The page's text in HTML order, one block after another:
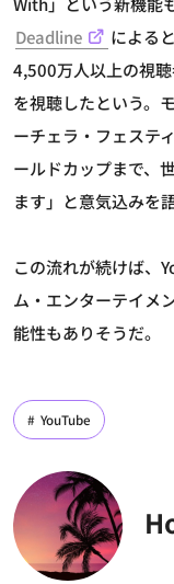
Deadline
による
4,500万人以上の視
を視聴したという。
ーチェラ・フェステ
ールドカップまで、
ます」と意気込みを
この流れが続けば、
ム・エンターテイメ
能性もありそうだ。
YouTube